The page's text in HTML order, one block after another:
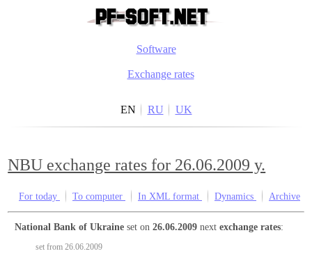
Software
Exchange rates
EN RU UK
NBU exchange rates for 26.06.2009 y.
For today To computer In XML format Dynamics Archive
National Bank of Ukraine set on26.06.2009 nextexchange rates:
set from 26.06.2009